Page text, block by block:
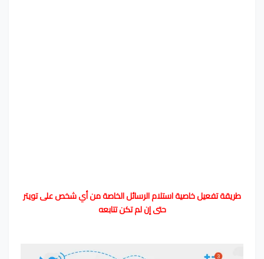
طريقة تفعيل خاصية استلام الرسائل الخاصة من أي شخص على تويتر
حتى إن لم تكن تتابعه